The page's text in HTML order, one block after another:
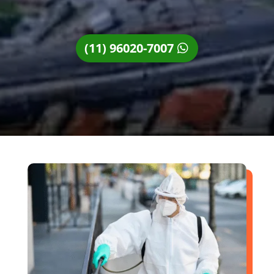
(11) 96020-7007